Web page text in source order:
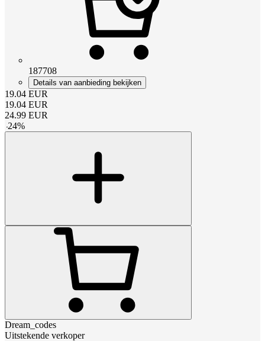
187708
Details van aanbieding bekijken
19.04 EUR
19.04 EUR
24.99 EUR
-24%
Dream_codes
Uitstekende verkoper